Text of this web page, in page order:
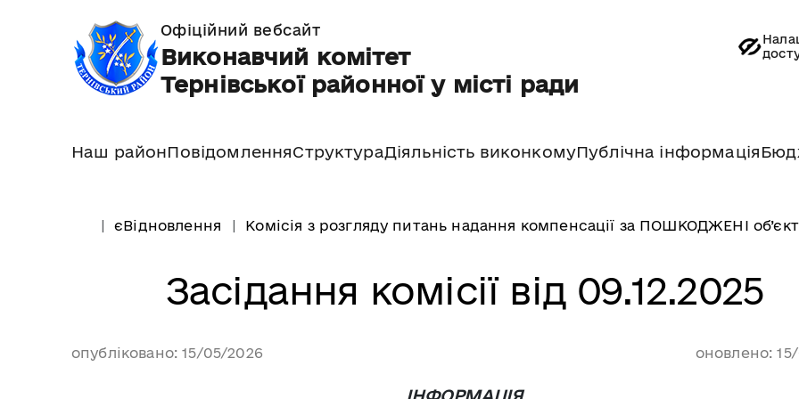
Офіційний вебсайт
Виконавчий комітет
Тернівської районної у місті ради
Наш районПовідомленняСтруктураДіяльність виконкомуПублічна інформація
єВідновлення Комісія з розгляду питань надання компенсації за ПОШКОДЖЕНІ
Засідання комісії від 09.12.2025
опубліковано: 15/05/2026 оновлено: